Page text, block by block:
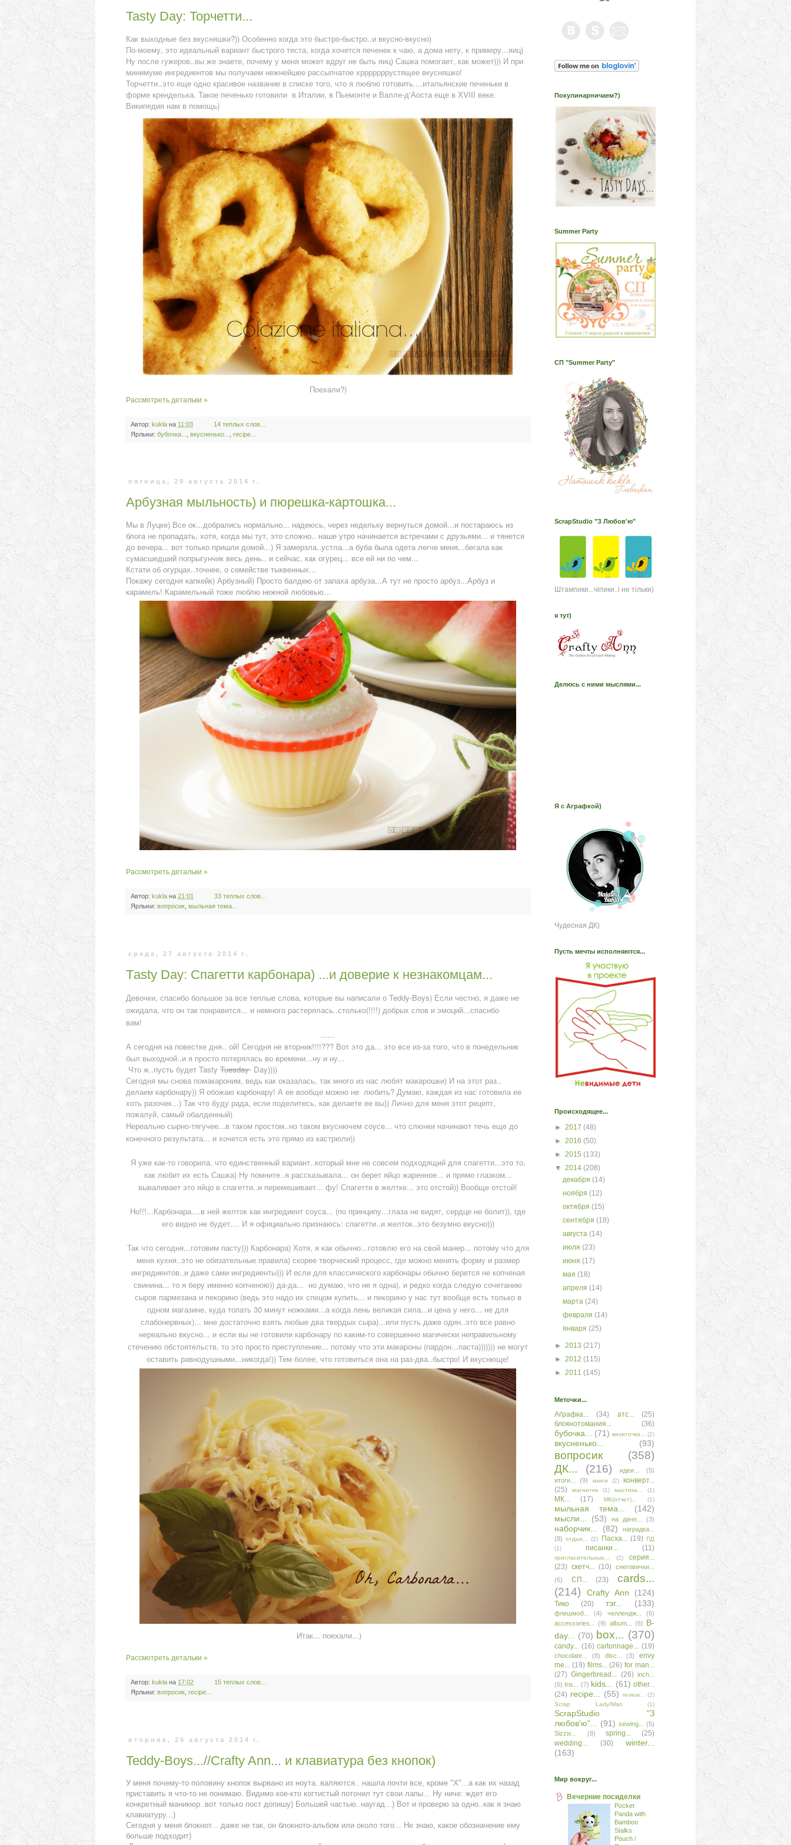
Tasty Day: Торчетти...
Как выходные без вкусняшки?)) Особенно когда это быстро-быстро..и вкусно-вкусно)
По-моему, это идеальный вариант быстрого теста, когда хочется печенек к чаю, а дома нету, к примеру...яиц)
Ну после гужеров..вы же знаете, почему у меня может вдруг не быть яиц) Сашка помогает, как может))) И при
минимуме ингредиентов мы получаем нежнейшее рассыпчатое хрррррррустящее вкусняшко!
Торчетти..это еще одно красивое название в списке того, что я люблю готовить....итальянские печеньки в
форме кренделька. Такое печенько готовили в Италии, в Пьемонте и Валле-д'Аоста еще в ХVIII веке.
Википедия нам в помощь)
Поехали?)
Рассмотреть детальки »
Автор: kukla на 11:03
14 теплых слов...
Ярлыки: бубочка... вкусненько... recipe...
пятница, 29 августа 2014 г.
Арбузная мыльность) и пюрешка-картошка...
Мы в Луцке) Все ок...добрались нормально... надеюсь, через недельку вернуться домой...и постараюсь из
блога не пропадать, хотя, когда мы тут, это сложно.. наше утро начинается встречами с друзьями... и тянется
до вечера... вот только пришли домой...) Я замерзла..устла...а буба была одета легче меня...бегала как
сумасшедший попрыгунчик весь день.. и сейчас, как огурец... все ей ни по чем...
Кстати об огурцах..точнее, о семействе тыквенных...
Покажу сегодня капкейк) Арбузный) Просто балдею от запаха арбуза...А тут не просто арбуз...Арбуз и
карамель! Карамельный тоже люблю нежной любовью...
Рассмотреть детальки »
Автор: kukla на 21:01
33 теплых слов...
Ярлыки: вопросик мыльная тема...
среда, 27 августа 2014 г.
Тasty Day: Cпагетти карбонара) ...и доверие к незнакомцам...
Девочки, спасибо большое за все теплые слова, которые вы написали о Teddy-Boys) Если честно, я даже не
ожидала, что он так понравится... и немного растерялась..столько(!!!!) добрых слов и эмоций...спасибо
вам!
......
А сегодня на повестке дня.. ой! Сегодня не вторник!!!!??? Вот это да... это все из-за того, что в понедельник
был выходной..и я просто потерялась во времени...ну и ну...
Что ж..пусть будет Tasty Tuesday Day))))
Сегодня мы снова помакароним, ведь как оказалась, так много из нас любят макарошки) И на этот раз..
делаем карбонару)) Я обожаю карбонару! А ее вообще можно не любить? Думаю, каждая из нас готовила ее
хоть разочек...) Так что буду рада, если поделитесь, как делаете ее вы)) Лично для меня этот рецепт,
пожалуй, самый обалденный)
Нереально сырно-тягучее...в таком простом..но таком вкуснючем соусе... что слюнки начинают течь еще до
конечного результата... и хочется есть это прямо из кастрюли))
Я уже как-то говорила, что единственный вариант..который мне не совсем подходящий для спагетти...это то,
как любит их есть Сашка) Ну помните..я рассказывала... он берет яйцо жаренное... и прямо глазком...
вываливает это яйцо в спагетти..и перемешивает... фу! Спагетти в желтке... это отстой)) Вообще отстой!
Но!!!...Карбонара....в ней желток как ингредиент соуса... (по принципу...глаза не видят, сердце не болит)), где
его видно не будет.... И я официально признаюсь: спагетти..и желток..это безумно вкусно)))
Так что сегодня...готовим пасту))) Карбонара) Хотя, я как обычно...готовлю его на свой манер... потому что для
меня кухня..это не обязательные правила) скорее творческий процесс, где можно менять форму и размер
ингредиентов..и даже сами ингредиенты))) И если для классического карбонары обычно берется не копченая
свинина... то я беру именно копченою)) да-да... но думаю, что не я одна), и редко когда следую сочетанию
сыров пармезана и пекорино (ведь это надо их спецом купить... и пекорино у нас тут вообще есть только в
одном магазине, куда топать 30 минут ножками...а когда лень великая сила...и цена у него... не для
слабонервных)... мне достаточно взять любые два твердых сыра)...или пусть даже один..это все равно
нереально вкусно... и если вы не готовили карбонару по каким-то совершенно магически неправильному
стечению обстоятельств, то это просто преступление... потому что эти макароны (пардон...паста))))))) не могут
оставить равнодушными...никогда!)) Тем более, что готовиться она на раз-два..быстро! И вкуснюще!
Итак... поехали...)
Рассмотреть детальки »
Автор: kukla на 17:02
15 теплых слов...
Ярлыки: вопросик recipe...
вторник, 26 августа 2014 г.
Teddy-Boys...//Crafty Ann... и клавиатура без кнопок)
У меня почему-то половину кнопок вырвано из ноута..валяются.. нашла почти все, кроме "Х"...а как их назад
приставить я что-то не понимаю. Видимо кое-кто когтистый поточил тут свои лапы... Ну ниче: ждет его
конкретный маникюр..вот только пост допишу) Большей частью..наугад...) Вот и проверю за одно..как я знаю
клавиатуру...)
Сегодня у меня блокнот... даже не так, он блокното-альбом или около того... Не знаю, какое обозначение ему
больше подходит)
Покулинарничаем?)
Summer Party
СП "Summer Party"
ScrapStudio "З Любов'ю"
Штампики...чіпики..і не тільки)
я тут)
Делюсь с ними мыслями...
Я с Аграфкой)
Чудесная ДК)
Пусть мечты исполняются...
Происходящее...
► 2017 (48)
► 2016 (50)
► 2015 (133)
▼ 2014 (208)
декабря(14)
ноября(12)
октября(15)
сентября(18)
августа(14)
июля(23)
июня(17)
мая(18)
апреля(14)
марта(24)
февраля(14)
января(25)
► 2013 (217)
► 2012 (115)
► 2011 (145)
Меточки...
Аґрафка... (34) атс...
(25)
блокнотомания...
(36)
бубочка... (71) визиточка... (2)
вкусненько... (93)
вопросик
(358)
ДК...
(216) идеи...
(5)
итоги...
(9) книги (2)
конверт...
(25)
магнитик (1) мастика... (1)
МК... (17) МК(отчет)... (1)
мыльная тема...
(142)
мысли...
(53) на даче... (3)
наборчик... (82)
наградка...
(8) отдых... (2) Пасха... (19) ПД
(1)
писанки... (11)
пригласительные... (2)
серия...
(23) скетч... (10) снеговички...
(6)
СП... (23)
сards...
(214)
Сrafty Аnn (124)
Тико (20) тэг... (133)
флешмоб... (4) челлендж...
(6)
accessories...
(9) album... (6) B-
day...
(70) box... (370)
candy... (16) cartonnage... (19)
chocolate... (8) disc... (3)
envy
me... (19) films... (26) for man...
(27) Gingerbread... (26) inch...
(6) Iris... (7) kids... (61) other...
(24) recipe... (55) review...
(2)
Scrap Lady/Man
(1)
ScrapStudio "З
любов'ю"...
(91) sewing...
(5)
Sizzix...
(8) spring...
(25)
wedding...
(30)
winter...
(163)
Мир вокруг...
Вечерние посиделки
Pocket
Panda with
Bamboo
Stalks
Pouch /